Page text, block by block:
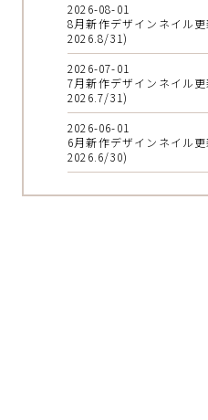
2026-08-01
8月新作デザインネイル
2026.8/31)
2026-07-01
7月新作デザインネイル
2026.7/31)
2026-06-01
6月新作デザインネイル
2026.6/30)